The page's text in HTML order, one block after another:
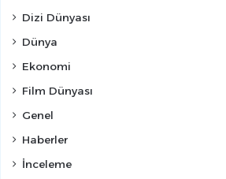
Dizi Dünyası
Dünya
Ekonomi
Film Dünyası
Genel
Haberler
İnceleme